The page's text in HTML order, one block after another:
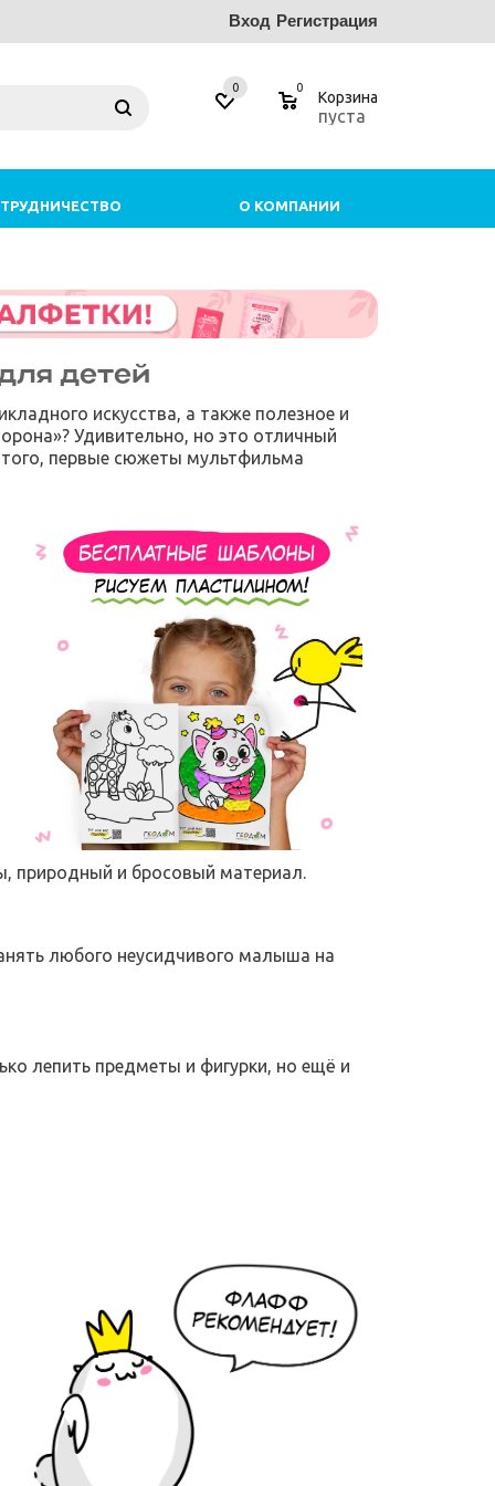
Вход Регистрация
0 0
Корзина
пуста
О КОМПАНИИ
детей
искусства, а также полезное и
Удивительно, но это отличный
первые сюжеты мультфильма
природный и бросовый материал.
любого неусидчивого малыша на
лепить предметы и фигурки, но ещё и